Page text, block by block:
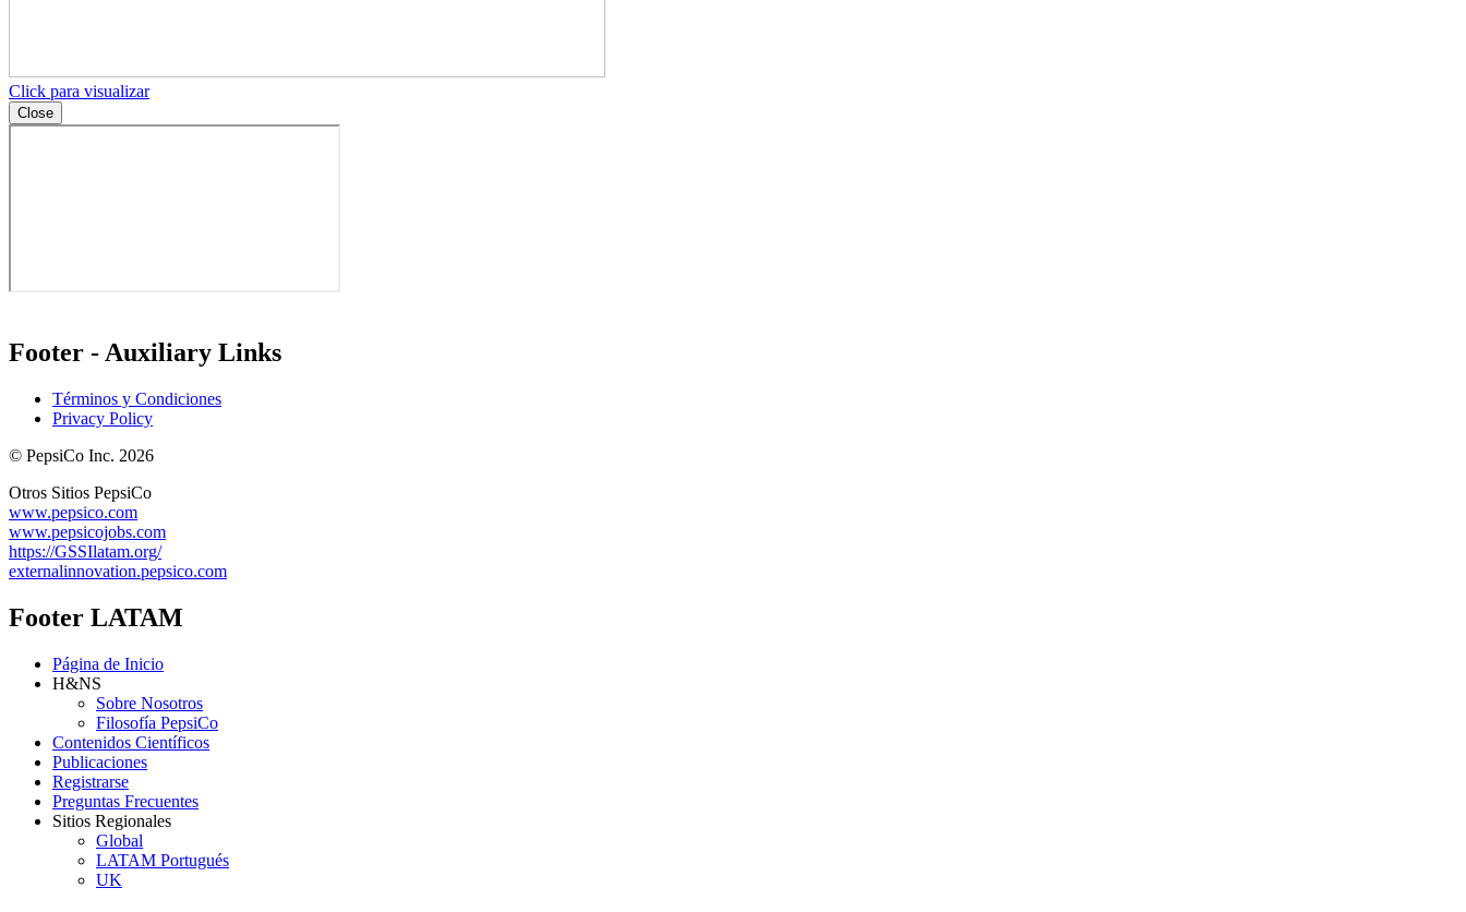
Click para visualizar
Close
Footer - Auxiliary Links
Términos y Condiciones
Privacy Policy
© PepsiCo Inc. 2026
Otros Sitios PepsiCo
www.pepsico.com
www.pepsicojobs.com
https://GSSIlatam.org/
externalinnovation.pepsico.com
Footer LATAM
Página de Inicio
H&NS
Sobre Nosotros
Filosofía PepsiCo
Contenidos Científicos
Publicaciones
Registrarse
Preguntas Frecuentes
Sitios Regionales
Global
LATAM Portugués
UK